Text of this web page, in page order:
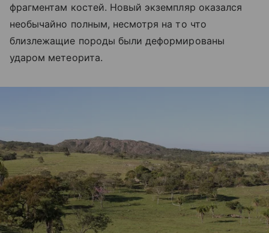
фрагментам костей. Новый экземпляр оказался
необычайно полным, несмотря на то что
близлежащие породы были деформированы
ударом метеорита.